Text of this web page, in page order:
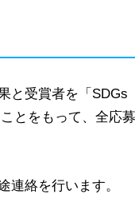
と受賞者を「SDGs
とをもって、全応募
連絡を行います。